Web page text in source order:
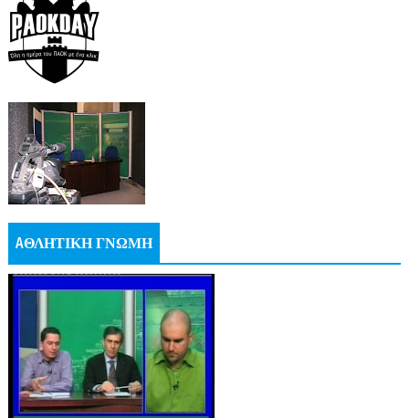
AΘΛΗΤΙΚΗ ΓΝΩΜΗ